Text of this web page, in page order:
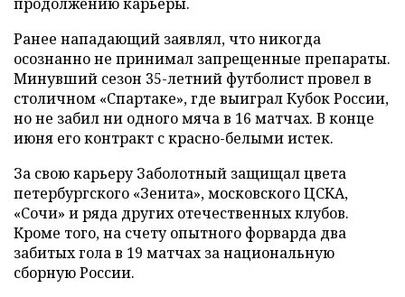
Ранее нападающий заявлял, что никогда
осознанно не принимал запрещенные препараты.
Минувший сезон 35-летний футболист провел в
столичном «Спартаке», где выиграл Кубок России,
но не забил ни одного мяча в 16 матчах. В конце
июня его контракт с красно-белыми истек.
За свою карьеру Заболотный защищал цвета
петербургского «Зенита», московского ЦСКА,
«Сочи» и ряда других отечественных клубов.
Кроме того, на счету опытного форварда два
забитых гола в 19 матчах за национальную
сборную России.